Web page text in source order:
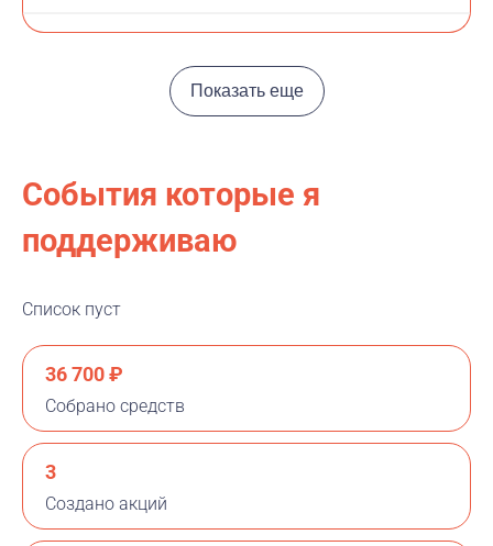
Показать еще
События которые я
поддерживаю
Список пуст
36 700 ₽
Собрано средств
3
Создано акций